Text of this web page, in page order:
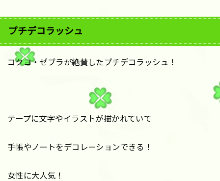
プチデコラッシュ
コクヨ・ゼブラが絶賛したプチデコラッシュ！
テープに文字やイラストが描かれていて
手帳やノートをデコレーションできる！
女性に大人気！